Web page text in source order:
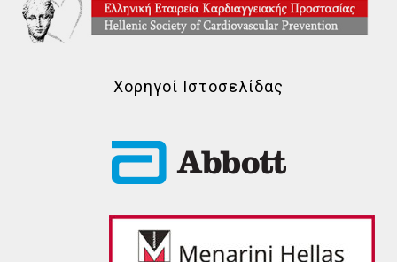
Χορηγοί Ιστοσελίδας